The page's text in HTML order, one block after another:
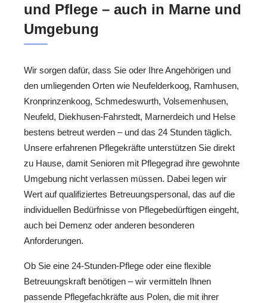
und Pflege – auch in Marne und
Umgebung
Wir sorgen dafür, dass Sie oder Ihre Angehörigen und
den umliegenden Orten wie Neufelderkoog, Ramhusen,
Kronprinzenkoog, Schmedeswurth, Volsemenhusen,
Neufeld, Diekhusen-Fahrstedt, Marnerdeich und Helse
bestens betreut werden – und das 24 Stunden täglich.
Unsere erfahrenen Pflegekräfte unterstützen Sie direkt
zu Hause, damit Senioren mit Pflegegrad ihre gewohnte
Umgebung nicht verlassen müssen. Dabei legen wir
Wert auf qualifiziertes Betreuungspersonal, das auf die
individuellen Bedürfnisse von Pflegebedürftigen eingeht,
auch bei Demenz oder anderen besonderen
Anforderungen.
Ob Sie eine 24-Stunden-Pflege oder eine flexible
Betreuungskraft benötigen – wir vermitteln Ihnen
passende Pflegefachkräfte aus Polen, die mit ihrer